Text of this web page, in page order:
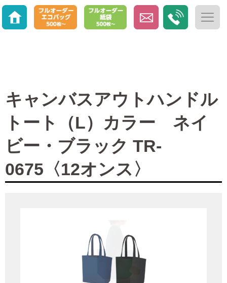
キャンバスアウトハンドル
トート（L）カラー ネイ
ビー・ブラック TR-
0675〈12オンス〉